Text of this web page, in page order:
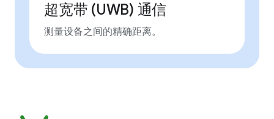
超宽带 (UWB) 通信
测量设备之间的精确距离。